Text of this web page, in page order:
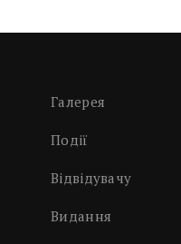
Галерея
Події
Відвідувачу
Видання